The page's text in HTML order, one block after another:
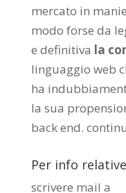
mercato in
modo forse da
e definitiva la
linguaggio web
ha
la sua
back end.
Per info
scrivere mail a